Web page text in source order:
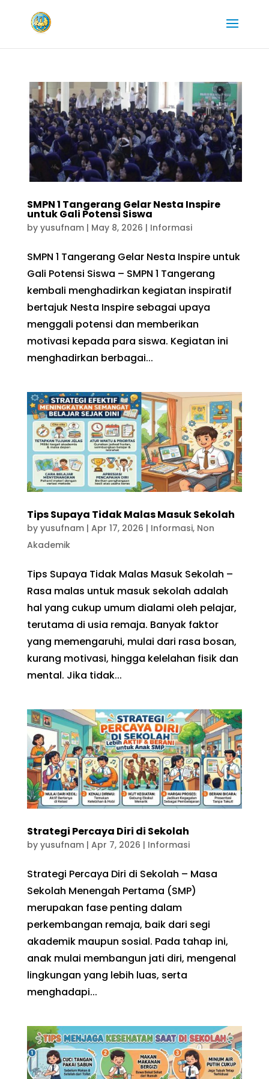
SMPN 1 Tangerang Gelar Nesta Inspire
untuk Gali Potensi Siswa
by yusufnam| May 8, 2026 | Informasi
SMPN 1 Tangerang Gelar Nesta Inspire untuk
Gali Potensi Siswa – SMPN 1 Tangerang
kembali menghadirkan kegiatan inspiratif
bertajuk Nesta Inspire sebagai upaya
menggali potensi dan memberikan
motivasi kepada para siswa. Kegiatan ini
menghadirkan berbagai...
Tips Supaya Tidak Malas Masuk Sekolah
by yusufnam| Apr 17, 2026 | Informasi, Non
Akademik
Tips Supaya Tidak Malas Masuk Sekolah –
Rasa malas untuk masuk sekolah adalah
hal yang cukup umum dialami oleh pelajar,
terutama di usia remaja. Banyak faktor
yang memengaruhi, mulai dari rasa bosan,
kurang motivasi, hingga kelelahan fisik dan
mental. Jika tidak...
Strategi Percaya Diri di Sekolah
by yusufnam| Apr 7, 2026 | Informasi
Strategi Percaya Diri di Sekolah – Masa
Sekolah Menengah Pertama (SMP)
merupakan fase penting dalam
perkembangan remaja, baik dari segi
akademik maupun sosial. Pada tahap ini,
anak mulai membangun jati diri, mengenal
lingkungan yang lebih luas, serta
menghadapi...